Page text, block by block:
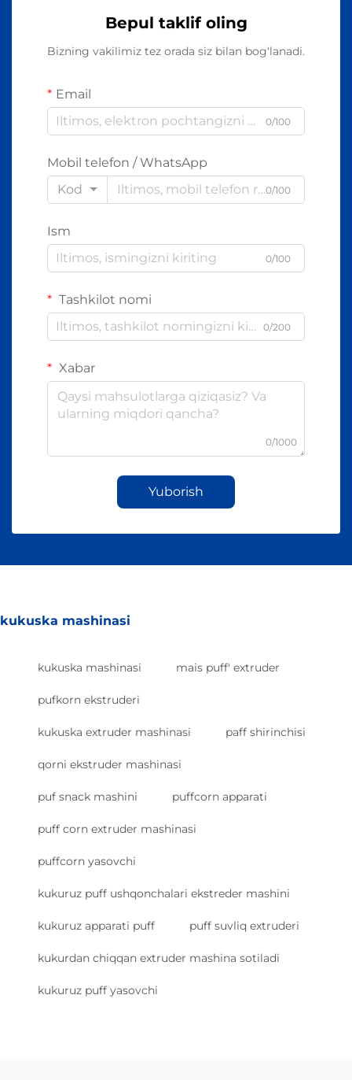
Bepul taklif oling
Bizning vakilimiz tez orada siz bilan bog‘lanadi.
Email
0/100
Mobil telefon / WhatsApp
Kod
0/100
Ism
0/100
Tashkilot nomi
0/200
Xabar
0/1000
Yuborish
kukuska mashinasi
kukuska mashinasi mais puff' extruder
pufkorn ekstruderi
kukuska extruder mashinasi paff shirinchisi
qorni ekstruder mashinasi
puf snack mashini puffcorn apparati
puff corn extruder mashinasi
puffcorn yasovchi
kukuruz puff ushqonchalari ekstreder mashini
kukuruz apparati puff puff suvliq extruderi
kukurdan chiqqan extruder mashina sotiladi
kukuruz puff yasovchi